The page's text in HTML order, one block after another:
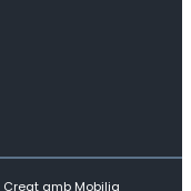
Creat amb Mobilia